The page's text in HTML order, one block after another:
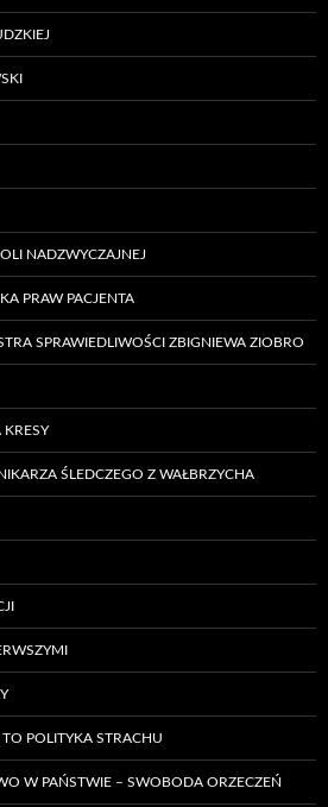
NADZWYCZAJNEJ
PRAW PACJENTA
SPRAWIEDLIWOŚCI ZBIGNIEWA ZIOBRO
KRESY
ŚLEDCZEGO Z WAŁBRZYCHA
POLITYKA STRACHU
W PAŃSTWIE – SWOBODA ORZECZEŃ